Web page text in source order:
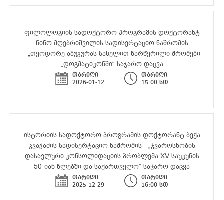
ფილოლოგიის სადოქტორო პროგრამის დოქტორანტ
ნინო მღებრიშვილის სადისერტაციო ნაშრომის
- „თეოდორე აბუკურას სახელით წარწერილი შრომები
„დოგმატიკონში“ საჯარო დაცვა
თარიღი
2026-01-12
თარიღი
15:00 სთ
ისტორიის სადოქტორო პროგრამის დოქტორანტ ბექა
კვაჭაძის სადისერტაციო ნაშრომის - „ჯვაროსნობის
დასავლური კონსოლიდაციის პრობლემა XV საუკუნის
50-იან წლებში და საქართველო” საჯარო დაცვა
თარიღი
2025-12-29
თარიღი
16:00 სთ